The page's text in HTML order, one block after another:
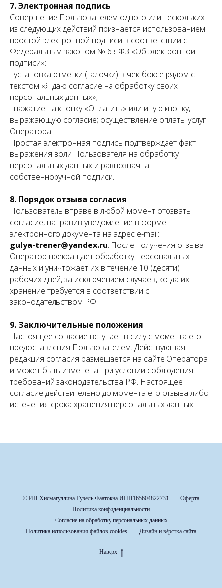
7. Электронная подпись
Совершение Пользователем одного или нескольких
из следующих действий признаётся использованием
простой электронной подписи в соответствии с
Федеральным законом № 63-ФЗ «Об электронной
подписи»:
установка отметки (галочки) в чек-боксе рядом с
текстом «Я даю согласие на обработку своих
персональных данных»;
нажатие на кнопку «Оплатить» или иную кнопку,
выражающую согласие; осуществление оплаты услуг
Оператора.
Простая электронная подпись подтверждает факт
выражения воли Пользователя на обработку
персональных данных и равнозначна
собственноручной подписи.
8. Порядок отзыва согласия
Пользователь вправе в любой момент отозвать
согласие, направив уведомление в форме
электронного документа на адрес e-mail:
gulya-trener@yandex.ru. После получения отзыва
Оператор прекращает обработку персональных
данных и уничтожает их в течение 10 (десяти)
рабочих дней, за исключением случаев, когда их
хранение требуется в соответствии с
законодательством РФ.
9. Заключительные положения
Настоящее согласие вступает в силу с момента его
предоставления Пользователем. Действующая
редакция согласия размещается на сайте Оператора
и может быть изменена при условии соблюдения
требований законодательства РФ. Настоящее
согласие действительно до момента его отзыва либо
истечения срока хранения персональных данных.
© ИП Хисматуллина Гузель Фаатовна ИНН165604822733
Оферта
Политика конфиденциальности
Согласие на обработку персональных данных
Политика использования файлов cookies
Дизайн и вёрстка сайта
Наверх